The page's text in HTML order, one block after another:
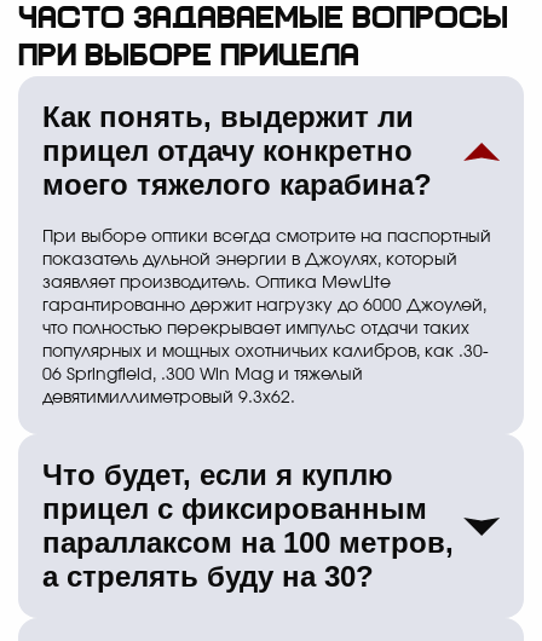
Часто задаваемые вопросы
при выборе прицела
Как понять, выдержит ли
прицел отдачу конкретно
моего тяжелого карабина?
При выборе оптики всегда смотрите на паспортный
показатель дульной энергии в Джоулях, который
заявляет производитель. Оптика MewLite
гарантированно держит нагрузку до 6000 Джоулей,
что полностью перекрывает импульс отдачи таких
популярных и мощных охотничьих калибров, как .30-
06 Springfield, .300 Win Mag и тяжелый
девятимиллиметровый 9.3х62.
Что будет, если я куплю
прицел с фиксированным
параллаксом на 100 метров,
а стрелять буду на 30?